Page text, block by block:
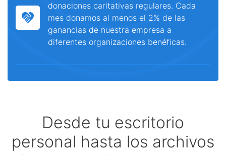
donaciones caritativas regulares. Cada
mes donamos al menos el 2% de las
ganancias de nuestra empresa a
diferentes organizaciones benéficas.
Desde tu escritorio
personal hasta los archivos